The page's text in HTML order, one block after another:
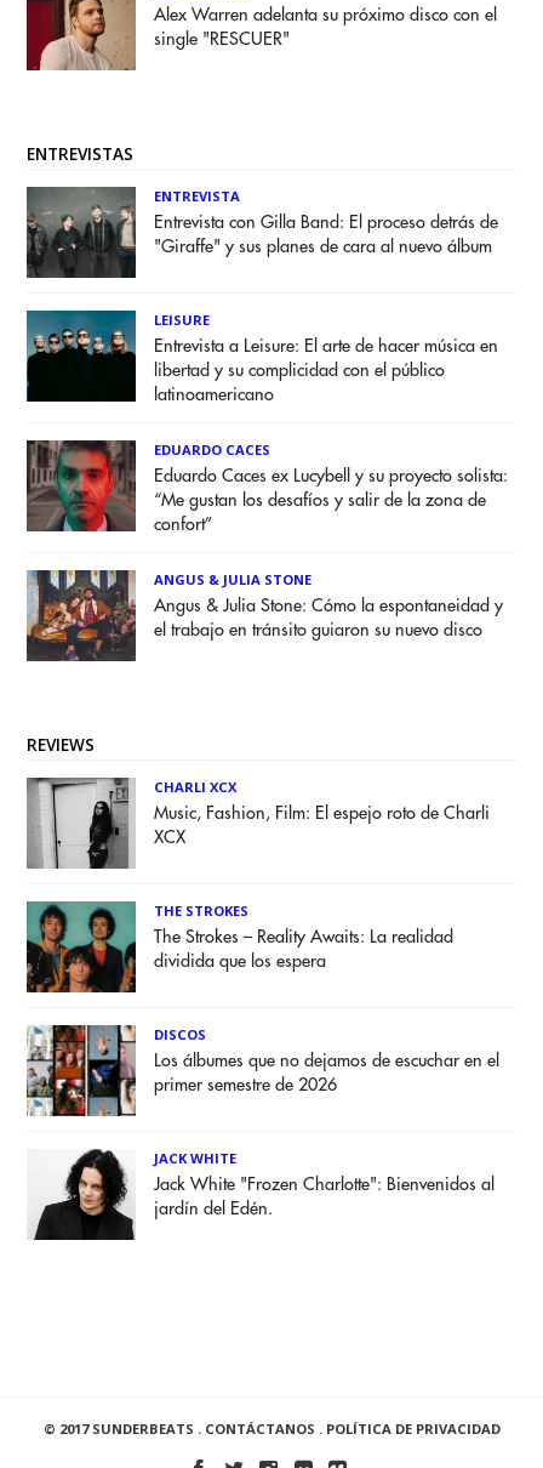
Alex Warren adelanta su próximo disco con el
single "RESCUER"
ENTREVISTAS
ENTREVISTA
Entrevista con Gilla Band: El proceso detrás de
"Giraffe" y sus planes de cara al nuevo álbum
LEISURE
Entrevista a Leisure: El arte de hacer música en
libertad y su complicidad con el público
latinoamericano
EDUARDO CACES
Eduardo Caces ex Lucybell y su proyecto solista:
“Me gustan los desafíos y salir de la zona de
confort”
ANGUS & JULIA STONE
Angus & Julia Stone: Cómo la espontaneidad y
el trabajo en tránsito guiaron su nuevo disco
REVIEWS
CHARLI XCX
Music, Fashion, Film: El espejo roto de Charli
XCX
THE STROKES
The Strokes – Reality Awaits: La realidad
dividida que los espera
DISCOS
Los álbumes que no dejamos de escuchar en el
primer semestre de 2026
JACK WHITE
Jack White "Frozen Charlotte": Bienvenidos al
jardín del Edén.
© 2017 SUNDERBEATS . CONTÁCTANOS . POLÍTICA DE PRIVACIDAD